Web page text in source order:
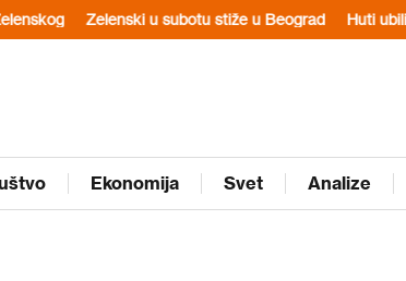
Zelenski u subotu stiže u Beograd Huti ubili 58 vojnika
Ekonomija Svet Analize